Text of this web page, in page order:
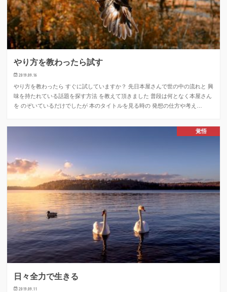
やり方を教わったら試す
2019.09.16
やり方を教わったら すぐに試していますか？ 先日本屋さんで世の中の流れと 興
味を持たれている話題を探す方法 を教えて頂きました 普段は何となく本屋さん
を のぞいているだけでしたが 本のタイトルを見る時の 発想の仕方や考え…
覚悟
日々全力で生きる
2019.09.11